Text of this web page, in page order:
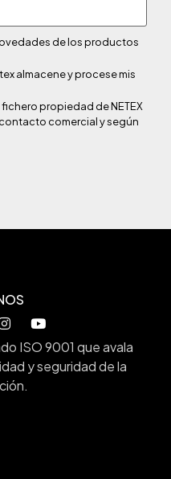
de los productos
almacene y procese mis
propiedad de NETEX
contacto comercial y según
ISO 9001 que avala
y seguridad de la